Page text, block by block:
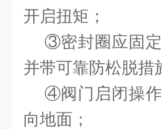
开启扭矩；
③密封圈应固定
并带可靠防松脱措
④阀门启闭操作
向地面；